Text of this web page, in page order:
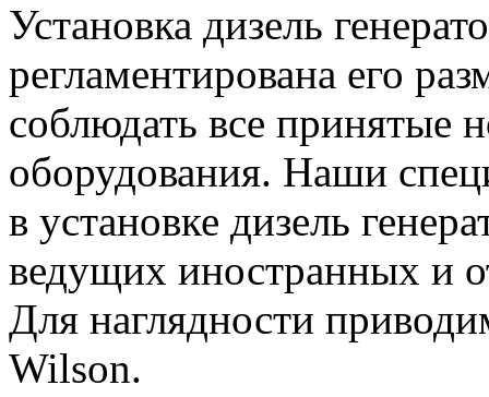
Установка дизель
регламентирована его
соблюдать все принятые
оборудования. Наши
в установке дизель
ведущих иностранных и
Для наглядности
Wilson.